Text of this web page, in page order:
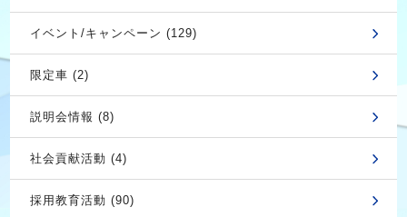
イベント/キャンペーン (129)
限定車 (2)
説明会情報 (8)
社会貢献活動 (4)
採用教育活動 (90)